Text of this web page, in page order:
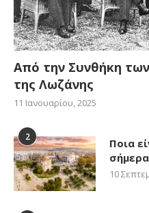
Από την Συνθήκη
της Λωζάνης
11 Ιανουαρίου, 2025
2
Ποια
10